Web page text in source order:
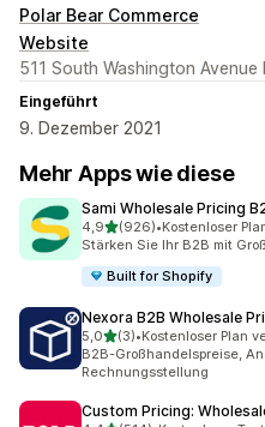
Polar Bear Commerce
Website
511 South Washington
Eingeführt
9. Dezember 2021
Mehr Apps wie diese
Sami Wholesale Pricing
4,9von 5 Sternen
(926)
926 Rezensionen insgesamt
•Kostenloser
Stärken Sie Ihr B2B mit
Built for Shopify
Nexora B2B Wholesale
5,0von 5 Sternen
(3)
3 Rezensionen insgesamt
•Kostenloser Plan
B2B-Großhandelspreise,
Rechnungsstellung
Custom Pricing: